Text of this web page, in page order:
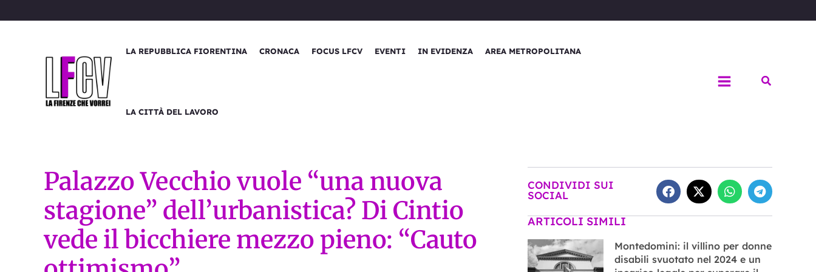
al
LA REPUBBLICA FIORENTINA CRONACA FOCUS LFCV EVENTI IN EVIDENZA AREA METROPOLITANA
LA CITTÀ DEL LAVORO
Cerca
Palazzo Vecchio vuole “una nuova
stagione” dell’urbanistica? Di Cintio
vede il bicchiere mezzo pieno: “Cauto
CONDIVIDI SUI
SOCIAL
ARTICOLI SIMILI
Montedomini: il villino per donne
disabili svuotato nel 2024 e un